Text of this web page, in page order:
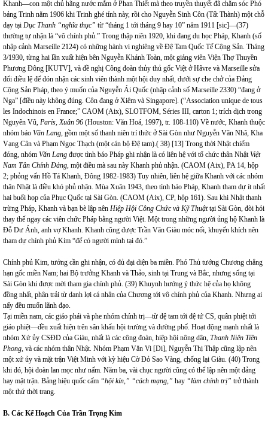
Khanh—con một chủ hãng nước mắm ở Phan Thiết mà theo truyền thuyết đã chăm sóc Phó
bảng Trinh năm 1906 khi Trinh ghé tỉnh này, rồi cho Nguyễn Sinh Côn (Tất Thành) một chỗ
dạy tại Dục Thanh “nghĩa thục” từ “tháng 1 tới tháng 9 hay 10” năm 1911 [sic]—(37)
thường tự nhận là “vô chính phủ.” Trong thập niên 1920, khi đang du học Pháp, Khanh (số
nhập cảnh Marseille 2124) có những hành vi nghiêng về Đệ Tam Quốc Tế Cộng Sản. Tháng
3/1930, từng hai lần xuất hiện bên Nguyễn Khánh Toàn, một giảng viên Viện Thợ Thuyền
Phương Đông [KUTV], và đề nghị Công đoàn thủy thủ gốc Việt ở Hâvre và Marseille sửa
đổi điều lệ để đón nhận các sinh viên thành một hội duy nhất, dưới sự che chở của Đảng
Cộng Sản Pháp, theo ý muốn của Nguyễn Ái Quốc (nhập cảnh số Marseille 2330) “đang ở
Nga” [điều này không đúng. Côn đang ở Xiêm và Singapore]. (“Association unique de tous
les Indochinois en France;” CAOM (Aix), SLOTFOM, Séries III, carton 1; trích dịch trong
Nguyên Vũ, Paris, Xuân 96 (Houston: Văn Hoá, 1997), tr. 108-110) Về nước, Khanh thuộc
nhóm báo Văn Lang, gồm một số thanh niên trí thức ở Sài Gòn như Nguyễn Văn Nhã, Kha
Vạng Cân và Phạm Ngọc Thạch (một cán bộ Đệ tam).( 38) [13] Trong thời Nhật chiếm
đóng, nhóm Văn Lang được tình báo Pháp ghi nhận là có liên hệ với tổ chức thân NhậtViệt
Nam Tân Chính Đảng, một điều mà sau này Khanh phủ nhận. (CAOM (Aix), PA 14, hộp
2; phỏng vấn Hồ Tá Khanh, Đông 1982-1983) Tuy nhiên, liên hệ giữa Khanh với các nhóm
thân Nhật là điều khó phủ nhận. Mùa Xuân 1943, theo tình báo Pháp, Khanh tham dự ít nhất
hai buổi họp của Phục Quốc tại Sài Gòn. (CAOM (Aix), CP, hộp 161). Sau khi Nhật thanh
trừng Pháp, Khanh và bạn bè lập nên Hiệp Hội Công Chức và Kỹ Thuậttại Sài Gòn, đòi hỏi
thay thế ngay các viên chức Pháp bằng người Việt. Một trong những người ủng hộ Khanh là
Đỗ Dư Ánh, anh vợ Khanh. Khanh cũng được Trần Văn Giàu móc nối, khuyến khích nên
tham dự chính phủ Kim “để có người mình tại đó.”
Chính phủ Kim, tưởng cần ghi nhận, có đủ đại diện ba miền. Phó Thủ tướng Chương chẳng
hạn gốc miền Nam; hai Bộ trưởng Khanh và Thảo, sinh tại Trung và Bắc, nhưng sống tại
Sài Gòn khi được mời tham gia chính phủ. (39) Khuynh hướng ý thức hệ của họ không
đồng nhất, phân trải từ danh lợi cá nhân của Chương tới vô chính phủ của Khanh. Nhưng ai
nấy đều muốn lãnh đạo.
Tại miền nam, các giáo phái và phe nhóm chính trị—từ đệ tam tới đệ tứ CS, quân phiệt tới
giáo phiệt—đều xuất hiện trên sân khấu hội trường và đường phố. Hoạt động mạnh nhất là
nhóm Xứ ủy CSĐD của Giàu, nhất là các công đoàn, hiệp hội nông dân, Thanh Niên Tiền
Phong, và các nhóm thân Nhật. Nhóm Phạm Văn Vi [Di], Nguyễn Thị Thập cũng lập nên
một xứ ủy và mặt trận Việt Minh với kỳ hiệu Cờ Đỏ Sao Vàng, chống lại Giàu. (40) Trong
khi đó, hội đoàn lan mọc như nấm. Năm ba, vài chục người cũng có thể lập nên một đảng
hay mặt trận. Bảng hiệu quốc cấm “hội kín,” “cách mạng,” hay “làm chính trị” trở thành
một thứ thời trang.
B. Các Kế Hoạch Của Trần Trọng Kim